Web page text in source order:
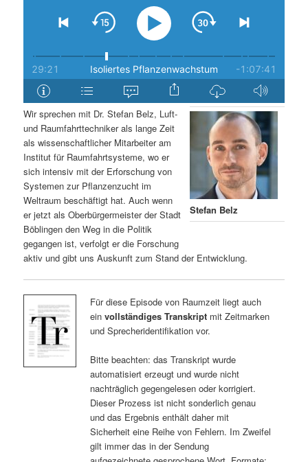
g
e
n
i
n
g
e
n
Stefan Belz
Wir sprechen mit Dr. Stefan Belz, Luft-
und Raumfahrttechniker als lange Zeit
als wissenschaftlicher Mitarbeiter am
Institut für Raumfahrtsysteme, wo er
sich intensiv mit der Erforschung von
Systemen zur Pflanzenzucht im
Weltraum beschäftigt hat. Auch wenn
er jetzt als Oberbürgermeister der Stadt
Böblingen den Weg in die Politik
gegangen ist, verfolgt er die Forschung
aktiv und gibt uns Auskunft zum Stand der Entwicklung.
Für diese Episode von Raumzeit liegt auch
ein vollständiges Transkriptmit Zeitmarken
und Sprecheridentifikation vor.
Bitte beachten: das Transkript wurde
automatisiert erzeugt und wurde nicht
nachträglich gegengelesen oder korrigiert.
Dieser Prozess ist nicht sonderlich genau
und das Ergebnis enthält daher mit
Sicherheit eine Reihe von Fehlern. Im Zweifel
gilt immer das in der Sendung